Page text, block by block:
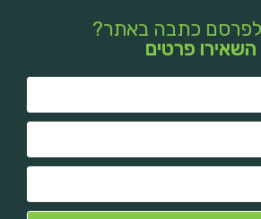
לפרסם כתבה באתר?
השאירו פרטים